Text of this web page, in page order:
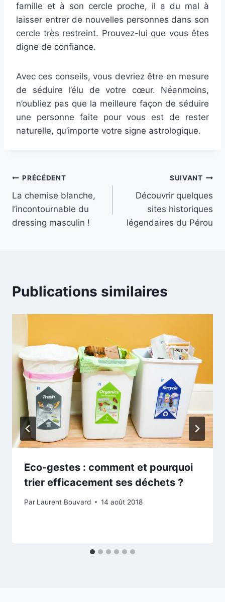
famille et à son cercle proche, il a du mal à
laisser entrer de nouvelles personnes dans son
cercle très restreint. Prouvez-lui que vous êtes
digne de confiance.
Avec ces conseils, vous devriez être en mesure
de séduire l’élu de votre cœur. Néanmoins,
n’oubliez pas que la meilleure façon de séduire
une personne faite pour vous est de rester
naturelle, qu’importe votre signe astrologique.
Navigation
de
l’article
PRÉCÉDENT
La chemise blanche,
l’incontournable du
dressing masculin !
SUIVANT
Découvrir quelques
sites historiques
légendaires du Pérou
Publications similaires
Eco-gestes : comment et pourquoi
trier efficacement ses déchets ?
Par Laurent Bouvard 14 août 2018